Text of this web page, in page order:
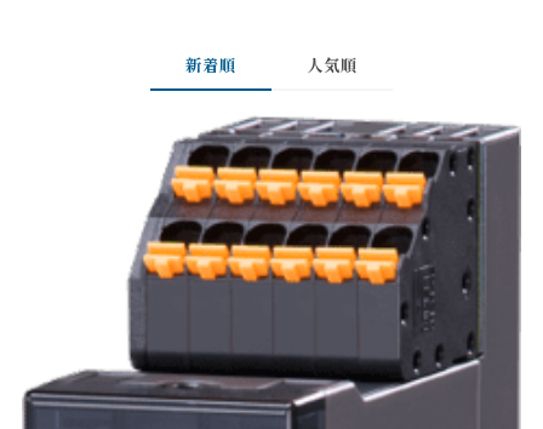
新着順 人気順